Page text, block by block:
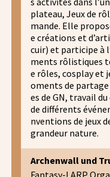
plateau, Jeux de
mande. Elle
e créations et
cuir) et participe à
ments rôlistiques
e rôles, cosplay et
oments de
es de GN, travail
de différents
nventions de jeux
grandeur nature.
Archenwall und
Fantasy-LARP Orga